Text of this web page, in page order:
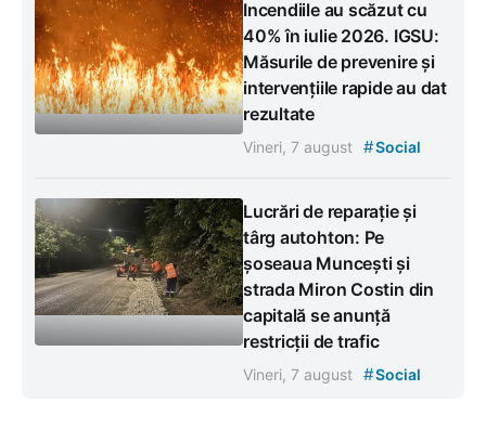
Incendiile au scăzut cu
40% în iulie 2026. IGSU:
Măsurile de prevenire și
intervențiile rapide au dat
rezultate
Vineri, 7 august #Social
Lucrări de reparație și
târg autohton: Pe
șoseaua Muncești și
strada Miron Costin din
capitală se anunță
restricții de trafic
Vineri, 7 august #Social